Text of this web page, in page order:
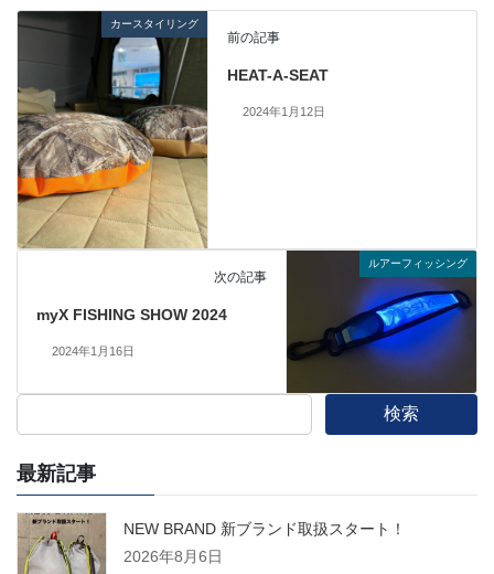
カースタイリング
前の記事
HEAT-A-SEAT
2024年1月12日
ルアーフィッシング
次の記事
myX FISHING SHOW 2024
2024年1月16日
検索
最新記事
NEW BRAND 新ブランド取扱スタート！
2026年8月6日